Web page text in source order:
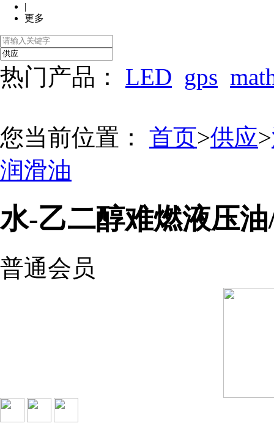
|
更多
热门产品： LED gps
您当前位置： 首页>供应>
润滑油
水-乙二醇难燃液压
普通会员